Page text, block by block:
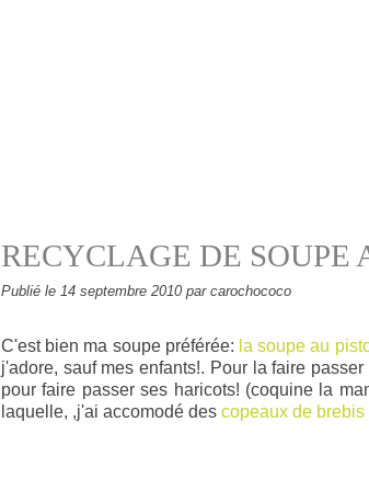
RECYCLAGE DE SOUPE
Publié le 14 septembre 2010 par carochococo
C'est bien ma soupe préférée: la soupe au
j'adore, sauf mes enfants!. Pour la faire
pour faire passer ses haricots! (coquine la
laquelle, ,j'ai accomodé des copeaux de brebis